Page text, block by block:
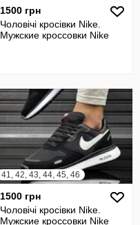
1500 грн
Чоловічі кросівки Nike.
Мужские кроссовки Nike
41, 42, 43, 44, 45, 46
1500 грн
Чоловічі кросівки Nike.
Мужские кроссовки Nike